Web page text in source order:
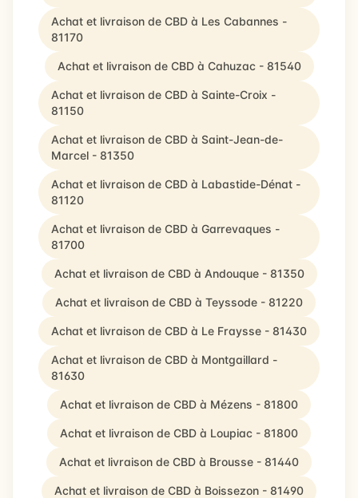
Achat et livraison de CBD à Les Cabannes -
81170
Achat et livraison de CBD à Cahuzac - 81540
Achat et livraison de CBD à Sainte-Croix -
81150
Achat et livraison de CBD à Saint-Jean-de-
Marcel - 81350
Achat et livraison de CBD à Labastide-Dénat -
81120
Achat et livraison de CBD à Garrevaques -
81700
Achat et livraison de CBD à Andouque - 81350
Achat et livraison de CBD à Teyssode - 81220
Achat et livraison de CBD à Le Fraysse - 81430
Achat et livraison de CBD à Montgaillard -
81630
Achat et livraison de CBD à Mézens - 81800
Achat et livraison de CBD à Loupiac - 81800
Achat et livraison de CBD à Brousse - 81440
Achat et livraison de CBD à Boissezon - 81490